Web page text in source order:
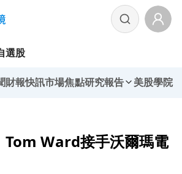
選股
財報快訊市場焦點研究報告 美股學院
Tom Ward接手沃爾瑪電